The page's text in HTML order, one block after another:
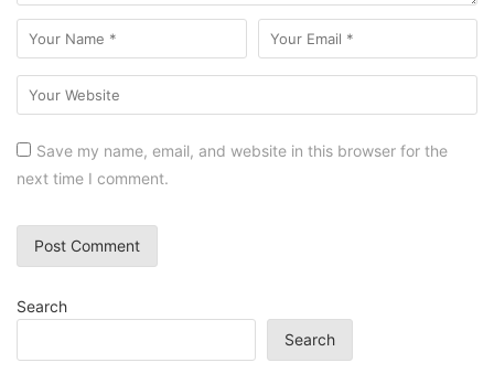
Save my name, email, and website in this browser for the
next time I comment.
Search
Search